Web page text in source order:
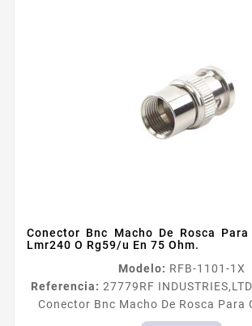
Conector Bnc Macho De Rosca
Lmr240 O Rg59/u En 75 Ohm.
Modelo: RFB-1101-1X
Referencia: 27779RF
Conector Bnc Macho De Rosca Para
Lmr240 O Rg59/u En 75 Ohm.